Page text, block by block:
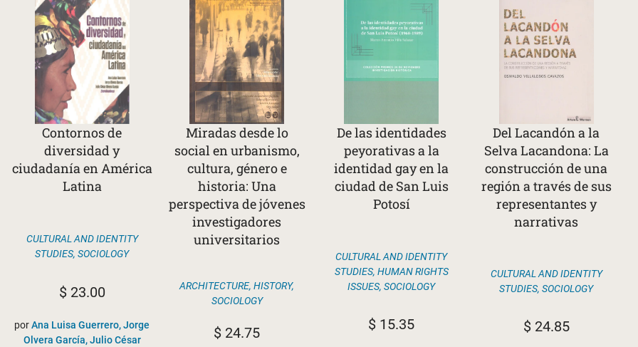
Contornos de
diversidad y
ciudadanía en América
Latina
CULTURAL AND IDENTITY
STUDIES,SOCIOLOGY
$23.00
porAna Luisa Guerrero, Jorge
Olvera García, Julio César
Miradas desde lo
social en urbanismo,
cultura, género e
historia: Una
perspectiva de jóvenes
investigadores
universitarios
ARCHITECTURE,HISTORY,
SOCIOLOGY
$ 24.75
De las identidades
peyorativas a la
identidad gay en la
ciudad de San Luis
Potosí
CULTURAL AND IDENTITY
STUDIES, HUMAN RIGHTS
ISSUES,SOCIOLOGY
$ 15.35
Del Lacandón a la
Selva Lacandona: La
construcción de una
región a través de sus
representantes y
narrativas
CULTURAL AND IDENTITY
STUDIES,SOCIOLOGY
$24.85